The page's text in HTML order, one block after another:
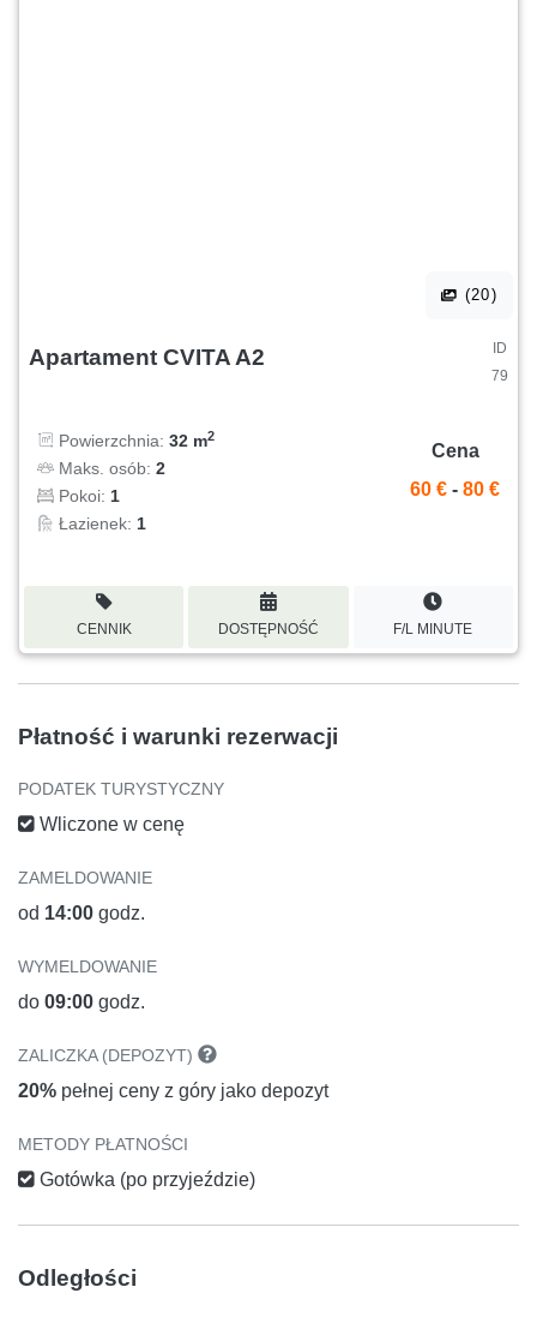
(20)
Apartament CVITA A2
ID
79
Powierzchnia: 32 m2
Maks. osób: 2
Pokoi: 1
Łazienek: 1
Cena
60 € - 80 €
CENNIK DOSTĘPNOŚĆ F/L MINUTE
Płatność i warunki rezerwacji
PODATEK TURYSTYCZNY
Wliczone w cenę
ZAMELDOWANIE
od 14:00 godz.
WYMELDOWANIE
do 09:00 godz.
ZALICZKA (DEPOZYT)
20% pełnej ceny z góry jako depozyt
METODY PŁATNOŚCI
Gotówka (po przyjeździe)
Odległości